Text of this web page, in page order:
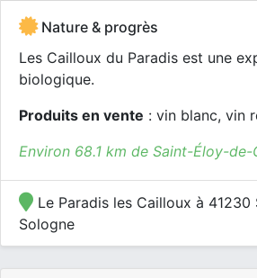
Nature & progrès
Les Cailloux du Paradis est une
biologique.
Produits en vente : vin blanc, vin
Environ 68.1 km de Saint-Éloy-de-
Le Paradis les Cailloux à 41230
Sologne